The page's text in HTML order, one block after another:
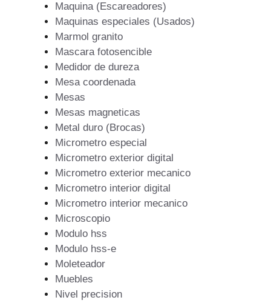
Maquina (Escareadores)
Maquinas especiales (Usados)
Marmol granito
Mascara fotosencible
Medidor de dureza
Mesa coordenada
Mesas
Mesas magneticas
Metal duro (Brocas)
Micrometro especial
Micrometro exterior digital
Micrometro exterior mecanico
Micrometro interior digital
Micrometro interior mecanico
Microscopio
Modulo hss
Modulo hss-e
Moleteador
Muebles
Nivel precision